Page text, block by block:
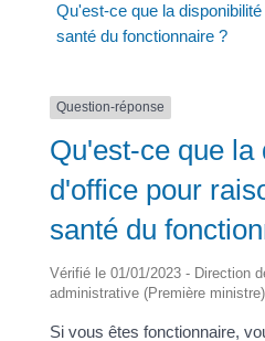
Qu'est-ce que la
santé du fonctionnaire ?
Question-réponse
Qu'est-ce que la
d'office pour
santé du
Vérifié le 01/01/2023 - Direction
administrative (Première ministre)
Si vous êtes fonctionnaire,